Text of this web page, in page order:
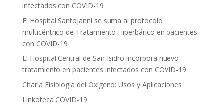
infectados con COVID-19
El Hospital Santojanni se suma al protocolo
multicéntrico de Tratamiento Hiperbárico en pacientes
con COVID-19
El Hospital Central de San Isidro incorpora nuevo
tratamiento en pacientes infectados con COVID-19
Charla Fisiología del Oxígeno: Usos y Aplicaciones
Linkoteca COVID-19